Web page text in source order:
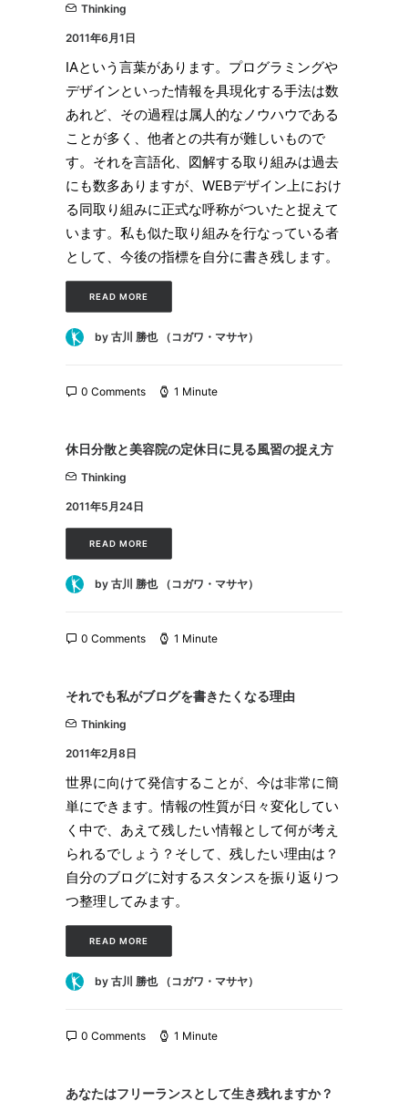
Thinking
2011年6月1日
IAという言葉があります。プログラミングや
デザインといった情報を具現化する手法は数
あれど、その過程は属人的なノウハウである
ことが多く、他者との共有が難しいもので
す。それを言語化、図解する取り組みは過去
にも数多ありますが、WEBデザイン上におけ
る同取り組みに正式な呼称がついたと捉えて
います。私も似た取り組みを行なっている者
として、今後の指標を自分に書き残します。
READ MORE
by 古川 勝也 （コガワ・マサヤ）
0 Comments 1 Minute
休日分散と美容院の定休日に見る風習の捉え方
Thinking
2011年5月24日
READ MORE
by 古川 勝也 （コガワ・マサヤ）
0 Comments 1 Minute
それでも私がブログを書きたくなる理由
Thinking
2011年2月8日
世界に向けて発信することが、今は非常に簡
単にできます。情報の性質が日々変化してい
く中で、あえて残したい情報として何が考え
られるでしょう？そして、残したい理由は？
自分のブログに対するスタンスを振り返りつ
つ整理してみます。
READ MORE
by 古川 勝也 （コガワ・マサヤ）
0 Comments 1 Minute
あなたはフリーランスとして生き残れますか？